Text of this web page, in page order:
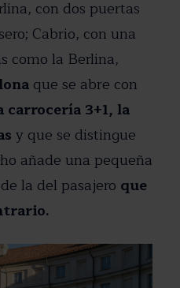
con dos puertas
Cabrio, con una
como la Berlina,
que se abre con
carrocería 3+1, la
y que se distingue
añade una pequeña
la del pasajero que